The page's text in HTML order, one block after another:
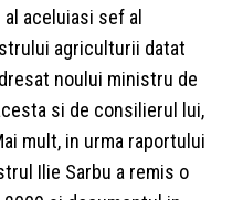
aceluiasi sef al
agriculturii datat
noului ministru de
si de consilierul lui,
mult, in urma raportului
Ilie Sarbu a remis o